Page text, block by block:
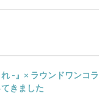
-』× ラウンドワンコラ
きました